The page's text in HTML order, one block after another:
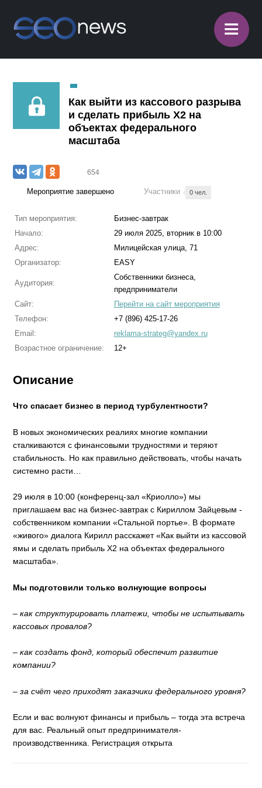
≡
Как выйти из кассового разрыва
и сделать прибыль X2 на
объектах федерального
масштаба
654
Мероприятие завершено Участники 0 чел.
Тип мероприятия:
Бизнес-завтрак
Начало:
29 июля 2025, вторник в 10:00
Адрес:
Милицейская улица, 71
Организатор:
EASY
Аудитория:
Собственники бизнеса,
предприниматели
Сайт:
Перейти на сайт мероприятия
Телефон:
+7 (896) 425-17-26
Email:
reklama-strateg@yandex.ru
Возрастное ограничение:
12+
Описание
Что спасает бизнес в период турбулентности?
В новых экономических реалиях многие компании
сталкиваются с финансовыми трудностями и теряют
стабильность. Но как правильно действовать, чтобы начать
системно расти…
29 июля в 10:00 (конференц-зал «Криолло») мы
приглашаем вас на бизнес-завтрак с Кириллом Зайцевым -
собственником компании «Стальной портье». В формате
«живого» диалога Кирилл расскажет «Как выйти из кассовой
ямы и сделать прибыль X2 на объектах федерального
масштаба».
Мы подготовили только волнующие вопросы
– как структурировать платежи, чтобы не испытывать
кассовых провалов?
– как создать фонд, который обеспечит развитие
компании?
– за счёт чего приходят заказчики федерального уровня?
Если и вас волнуют финансы и прибыль – тогда эта встреча
для вас. Реальный опыт предпринимателя-
производственника. Регистрация открыта